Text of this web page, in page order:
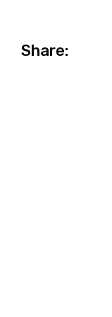
Share: